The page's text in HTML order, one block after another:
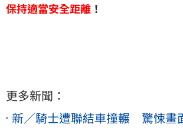
保持適當安全距離 ！
更多新聞：
新／騎士遭聯結車撞輾 驚悚畫